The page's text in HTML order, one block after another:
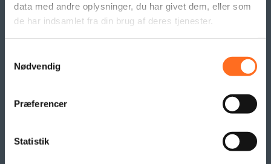
data med andre oplysninger, du har givet dem, eller som
de har indsamlet fra din brug af deres tjenester.
Nødvendig
Præferencer
Statistik
Pallesvøb og Pallehætter
Logo- & Reklameflag
Kioskflag